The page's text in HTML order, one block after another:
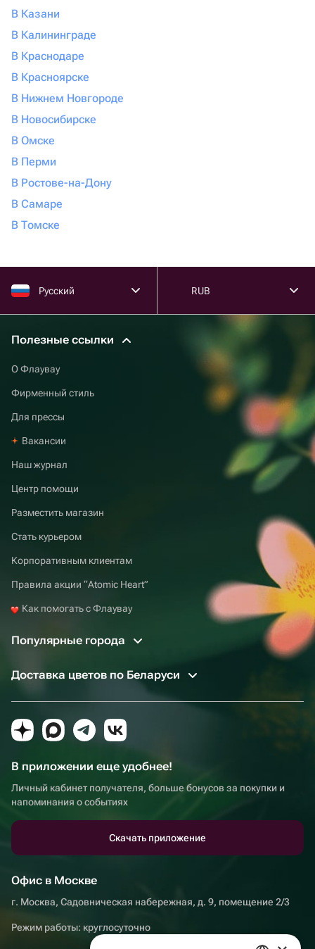
В Казани
В Калининграде
В Краснодаре
В Красноярске
В Нижнем Новгороде
В Новосибирске
В Омске
В Перми
В Ростове-на-Дону
В Самаре
В Томске
Русский RUB
Полезные ссылки
О Флаувау
Фирменный стиль
Для прессы
Вакансии
Наш журнал
Центр помощи
Разместить магазин
Стать курьером
Корпоративным клиентам
Правила акции “Atomic Heart”
Как помогать с Флаувау
Популярные города
Доставка цветов по Беларуси
В приложении еще удобнее!
Личный кабинет получателя, больше бонусов за покупки и
напоминания о событиях
Скачать приложение
Офис в Москве
г. Москва, Садовническая набережная, д. 9, помещение 2/3
Режим работы: круглосуточно